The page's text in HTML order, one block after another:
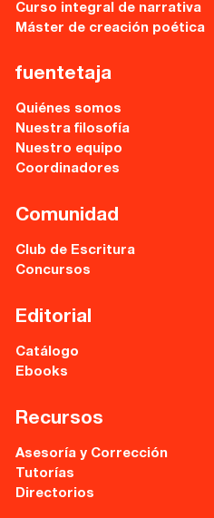
Curso integral de narrativa
Máster de creación poética
fuentetaja
Quiénes somos
Nuestra filosofía
Nuestro equipo
Coordinadores
Comunidad
Club de Escritura
Concursos
Editorial
Catálogo
Ebooks
Recursos
Asesoría y Corrección
Tutorías
Directorios